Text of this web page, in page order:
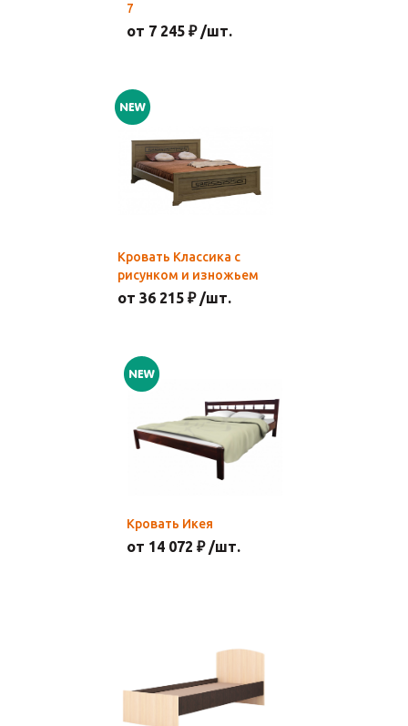
7
от 7 245 ₽ /шт.
Кровать Классика с
рисунком и изножьем
от 36 215 ₽ /шт.
Кровать Икея
от 14 072 ₽ /шт.